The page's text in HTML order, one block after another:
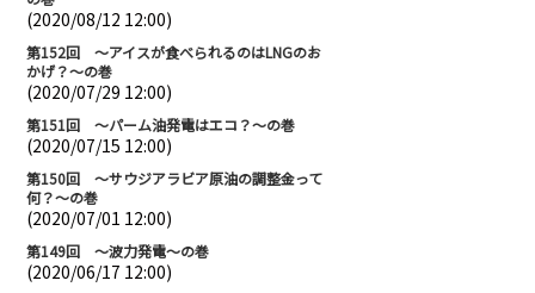
(2020/08/12 12:00)
第152回 ～アイスが食べられるのはLNGのお
かげ？～の巻
(2020/07/29 12:00)
第151回 ～パーム油発電はエコ？～の巻
(2020/07/15 12:00)
第150回 ～サウジアラビア原油の調整金って
何？～の巻
(2020/07/01 12:00)
第149回 ～波力発電～の巻
(2020/06/17 12:00)